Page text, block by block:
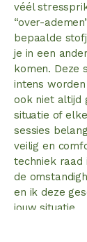
véél
“over-
bepaalde
je in een
komen. Deze
intens
ook niet altijd
situatie of
sessies
veilig en
techniek raad
de
en ik deze
jouw situatie.